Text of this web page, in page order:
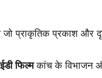
जो प्राकृतिक प्रकाश
फिल्म कांच के विभाजन